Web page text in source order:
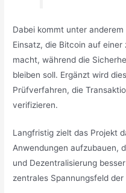
Dabei kommt unter
Einsatz, die Bitcoin auf
macht, während die
bleiben soll. Ergänzt wird
Prüfverfahren, die
verifizieren.
Langfristig zielt das Projekt
Anwendungen aufzubauen,
und Dezentralisierung
zentrales Spannungsfeld